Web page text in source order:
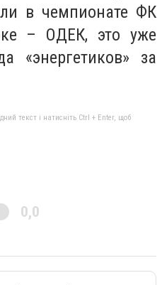
в чемпионате ФК
– ОДЕК, это уже
«энергетиков» за
текст і натисніть Ctrl + Enter, щоб
0,0